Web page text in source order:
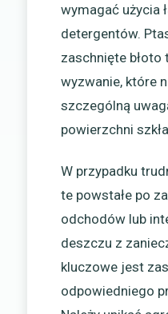
wymagać użycia
detergentów.
zaschnięte
wyzwanie, które
szczególną
powierzchni
W przypadku
te powstałe po
odchodów lub
deszczu z
kluczowe jest
odpowiedniego